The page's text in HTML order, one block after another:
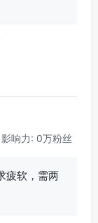
响力: 0万粉丝
疲软，需两